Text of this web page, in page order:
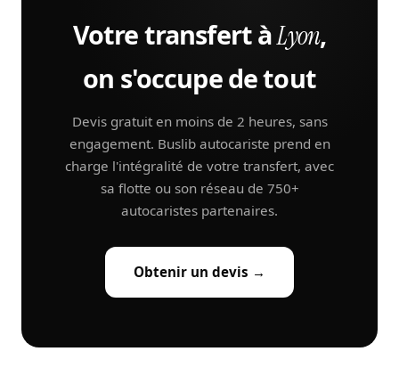
Votre transfert àLyon,
on s'occupe de tout
Devis gratuit en moins de 2 heures, sans
engagement. Buslib autocariste prend en
charge l'intégralité de votre transfert, avec
sa flotte ou son réseau de 750+
autocaristes partenaires.
Obtenir un devis →